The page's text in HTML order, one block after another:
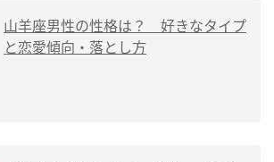
山羊座男性の性格は？ 好きなタイプ
と恋愛傾向・落とし方